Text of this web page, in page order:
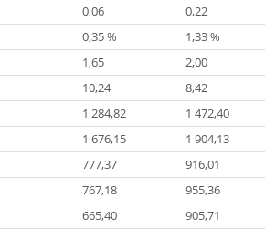
0,06 0,22
0,35 % 1,33 %
1,65 2,00
10,24 8,42
1 284,82 1 472,40
1 676,15 1 904,13
777,37 916,01
767,18 955,36
665,40 905,71